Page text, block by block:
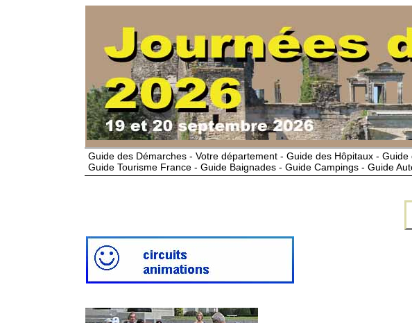
Guide des Démarches - Votre département - Guide des Hôpitaux -
Guide Tourisme France - Guide Baignades - Guide Campings - Guide